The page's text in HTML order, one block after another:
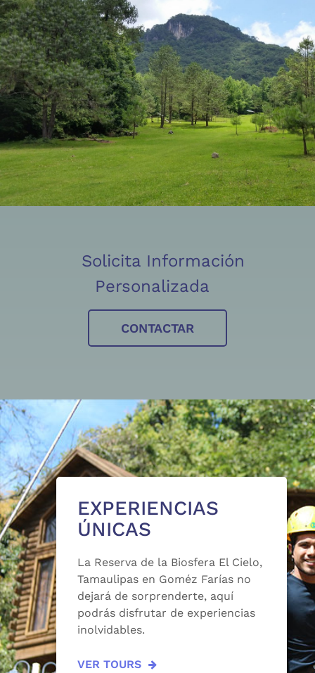
Solicita Información
Personalizada
CONTACTAR
EXPERIENCIAS
ÚNICAS
La Reserva de la Biosfera El Cielo,
Tamaulipas en Goméz Farías no
dejará de sorprenderte, aquí
podrás disfrutar de experiencias
inolvidables.
VER TOURS